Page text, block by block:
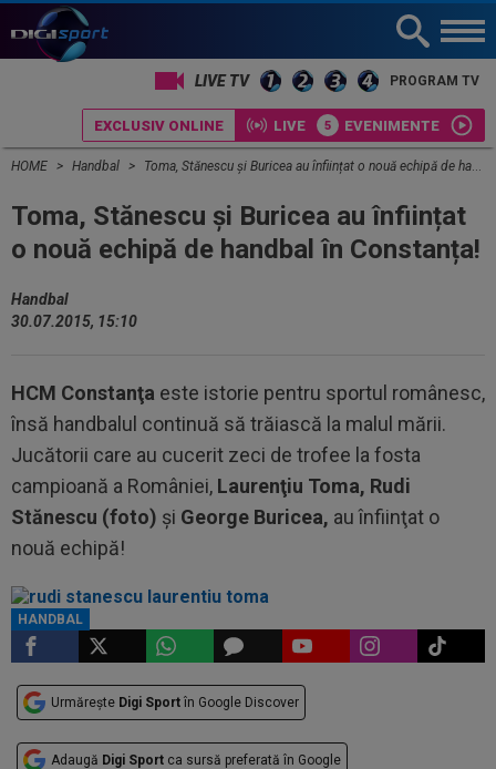
LIVE TV PROGRAM TV
EXCLUSIV ONLINE LIVE EVENIMENTE
HOME Handbal Toma, Stănescu și Buricea au înființat o nouă echipă de handbal în Constanța!
Toma, Stănescu și Buricea au înființat
o nouă echipă de handbal în Constanța!
Handbal
30.07.2015, 15:10
HCM Constanţa este istorie pentru sportul românesc,
însă handbalul continuă să trăiască la malul mării.
Jucătorii care au cucerit zeci de trofee la fosta
campioană a României, Laurenţiu Toma, Rudi
Stănescu (foto) şi George Buricea, au înfiinţat o
nouă echipă!
HANDBAL
Urmărește Digi Sport în Google Discover
Adaugă Digi Sport ca sursă preferată în Google